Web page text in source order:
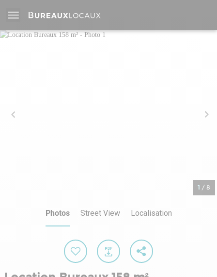
1 / 8
Photos Street View Localisation